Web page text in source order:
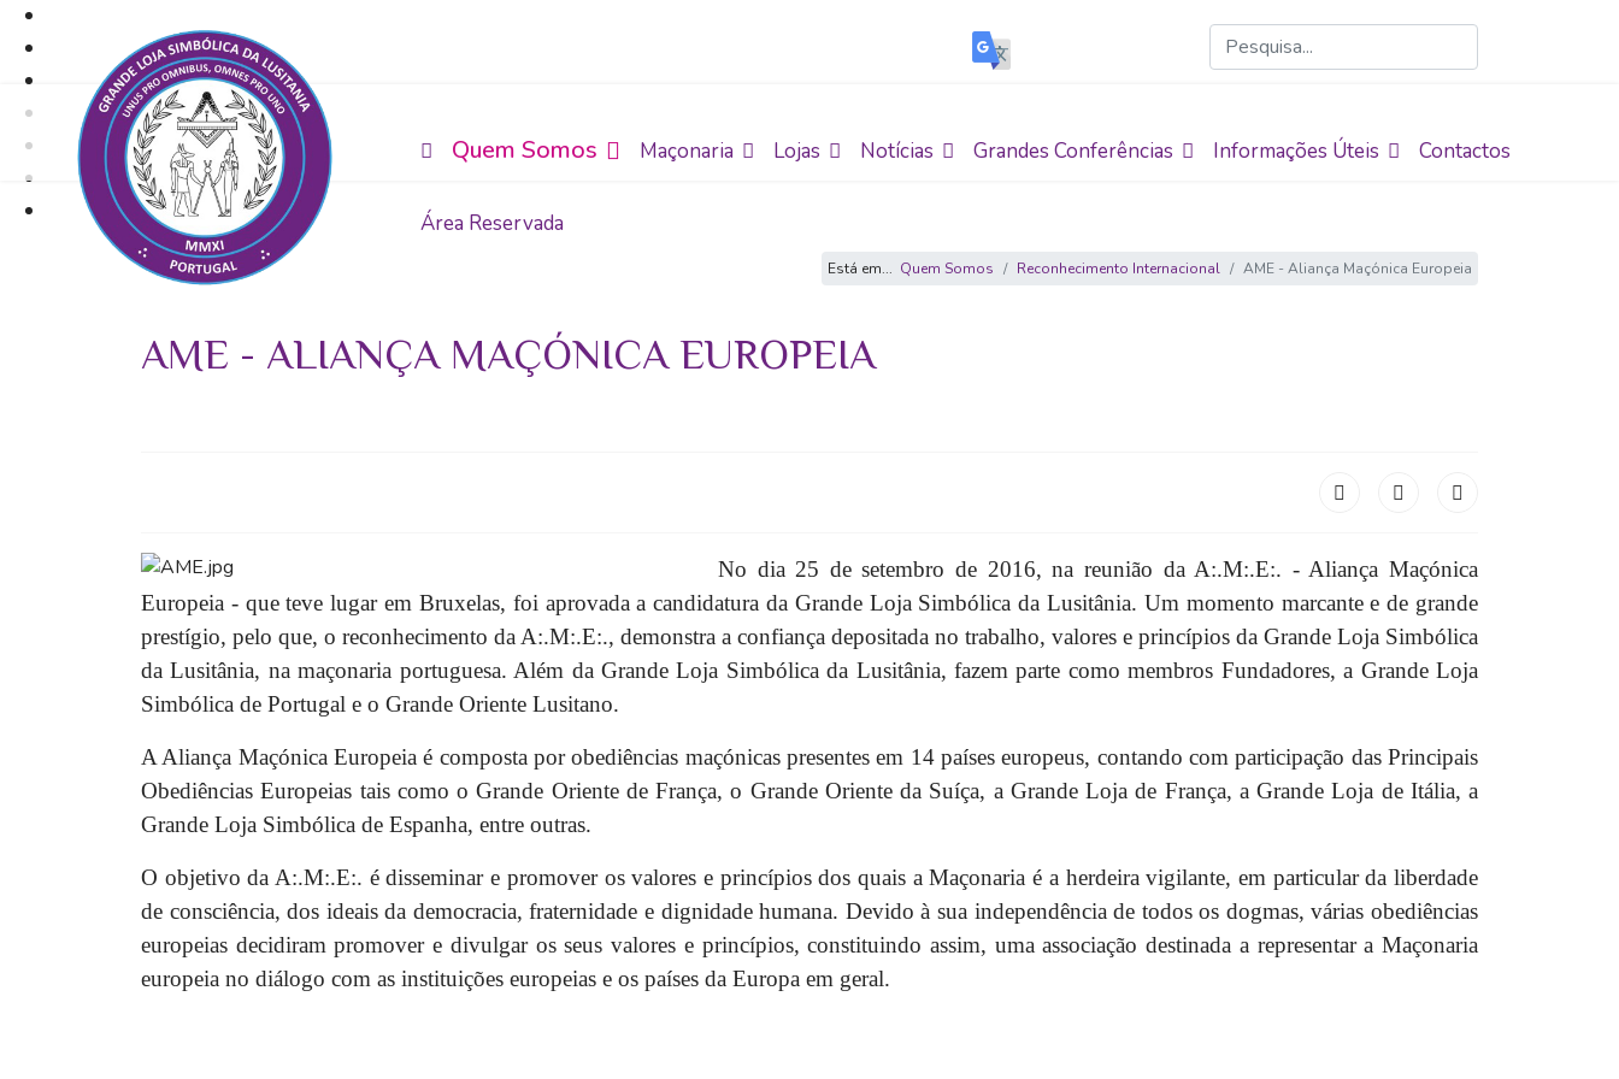
Quem Somos Maçonaria Lojas Notícias Grandes Conferências Informações Úteis Contactos
Área Reservada
Está em... Quem Somos Reconhecimento Internacional AME - Aliança Maçónica Europeia
AME - ALIANÇA MAÇÓNICA EUROPEIA
No dia 25 de setembro de 2016, na reunião da A:.M:.E:. - Aliança Maçónica
Europeia - que teve lugar em Bruxelas, foi aprovada a candidatura da Grande Loja Simbólica da Lusitânia. Um momento marcante e de grande
prestígio, pelo que, o reconhecimento da A:.M:.E:., demonstra a confiança depositada no trabalho, valores e princípios da Grande Loja Simbólica
da Lusitânia, na maçonaria portuguesa. Além da Grande Loja Simbólica da Lusitânia, fazem parte como membros Fundadores, a Grande Loja
Simbólica de Portugal e o Grande Oriente Lusitano.
A Aliança Maçónica Europeia é composta por obediências maçónicas presentes em 14 países europeus, contando com participação das Principais
Obediências Europeias tais como o Grande Oriente de França, o Grande Oriente da Suíça, a Grande Loja de França, a Grande Loja de Itália, a
Grande Loja Simbólica de Espanha, entre outras.
O objetivo da A:.M:.E:. é disseminar e promover os valores e princípios dos quais a Maçonaria é a herdeira vigilante, em particular da liberdade
de consciência, dos ideais da democracia, fraternidade e dignidade humana. Devido à sua independência de todos os dogmas, várias obediências
europeias decidiram promover e divulgar os seus valores e princípios, constituindo assim, uma associação destinada a representar a Maçonaria
europeia no diálogo com as instituições europeias e os países da Europa em geral.